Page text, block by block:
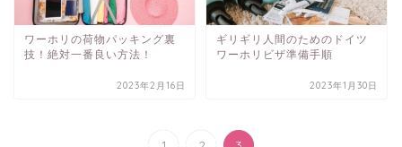
ワーホリの荷物パッキング裏
技！絶対一番良い方法！
2023年2月16日
ギリギリ人間のためのドイツ
ワーホリビザ準備手順
2023年1月30日